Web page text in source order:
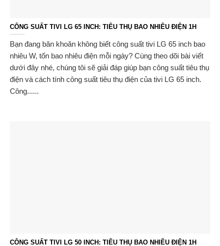
CÔNG SUẤT TIVI LG 65 INCH: TIÊU THỤ BAO NHIÊU ĐIỆN 1H
Bạn đang băn khoăn không biết công suất tivi LG 65 inch bao
nhiêu W, tốn bao nhiêu điện mỗi ngày? Cùng theo dõi bài viết
dưới đây nhé, chúng tôi sẽ giải đáp giúp bạn công suất tiêu thụ
điện và cách tính công suất tiêu thụ điện của tivi LG 65 inch.
Công......
CÔNG SUẤT TIVI LG 50 INCH: TIÊU THỤ BAO NHIÊU ĐIỆN 1H